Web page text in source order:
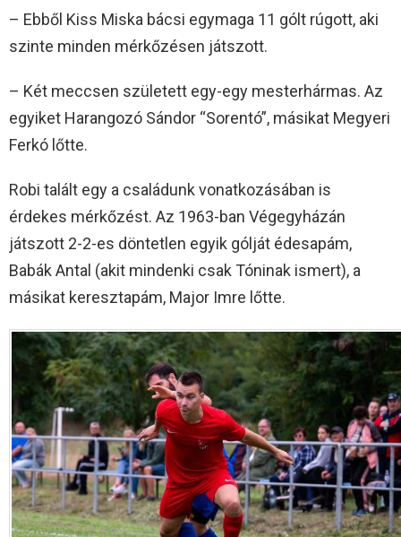
– Ebből Kiss Miska bácsi egymaga 11 gólt rúgott, aki
szinte minden mérkőzésen játszott.
– Két meccsen született egy-egy mesterhármas. Az
egyiket Harangozó Sándor “Sorentó”, másikat Megyeri
Ferkó lőtte.
Robi talált egy a családunk vonatkozásában is
érdekes mérkőzést. Az 1963-ban Végegyházán
játszott 2-2-es döntetlen egyik gólját édesapám,
Babák Antal (akit mindenki csak Tóninak ismert), a
másikat keresztapám, Major Imre lőtte.